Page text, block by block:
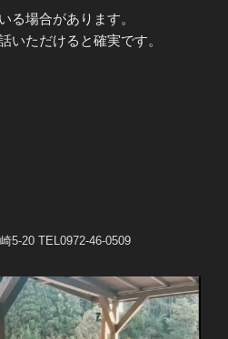
る場合があります。
いただけると確実です。
5-20 TEL0972-46-0509